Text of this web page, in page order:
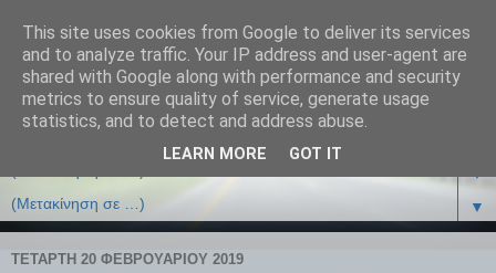
▼
▼
ΤΕΤΆΡΤΗ 20 ΦΕΒΡΟΥΑΡΊΟΥ 2019
This site uses cookies from Google to deliver its services
and to analyze traffic. Your IP address and user-agent are
shared with Google along with performance and security
metrics to ensure quality of service, generate usage
statistics, and to detect and address abuse.
LEARN MORE GOT IT